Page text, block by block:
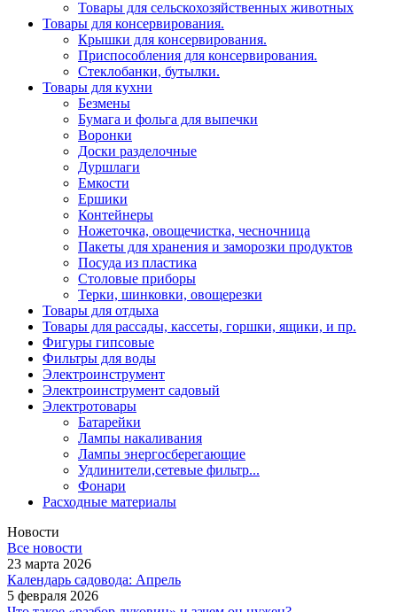
Товары для сельскохозяйственных животных
Товары для консервирования.
Крышки для консервирования.
Приспособления для консервирования.
Стеклобанки, бутылки.
Товары для кухни
Безмены
Бумага и фольга для выпечки
Воронки
Доски разделочные
Дуршлаги
Емкости
Ершики
Контейнеры
Ножеточка, овощечистка, чесночница
Пакеты для хранения и заморозки продуктов
Посуда из пластика
Столовые приборы
Терки, шинковки, овощерезки
Товары для отдыха
Товары для рассады, кассеты, горшки, ящики, и пр.
Фигуры гипсовые
Фильтры для воды
Электроинструмент
Электроинструмент садовый
Электротовары
Батарейки
Лампы накаливания
Лампы энергосберегающие
Удлинители,сетевые фильтр...
Фонари
Расходные материалы
Новости
Все новости
23 марта 2026
Календарь садовода: Апрель
5 февраля 2026